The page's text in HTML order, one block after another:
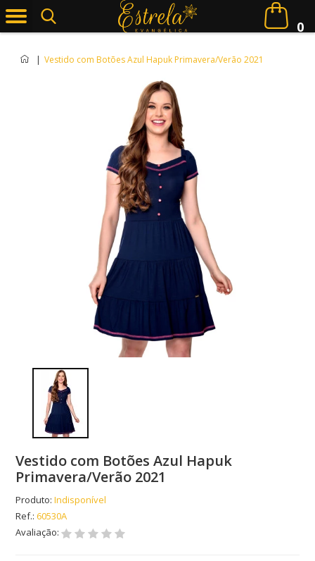
0
| Vestido com Botões Azul Hapuk Primavera/Verão 2021
Vestido com Botões Azul Hapuk
Primavera/Verão 2021
Produto: Indisponível
Ref.: 60530A
Avaliação: